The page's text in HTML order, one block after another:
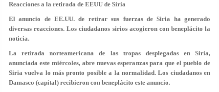
Reacciones a la retirada de EEUU de Siria
El anuncio de EE.UU. de retirar sus fuerzas de Siria ha generado
diversas reacciones. Los ciudadanos sirios acogieron con beneplácito la
noticia.
La retirada norteamericana de las tropas desplegadas en Siria,
anunciada este miércoles, abre nuevas esperanzas para que el pueblo de
Siria vuelva lo más pronto posible a la normalidad. Los ciudadanos en
Damasco (capital) recibieron con beneplácito este anuncio.